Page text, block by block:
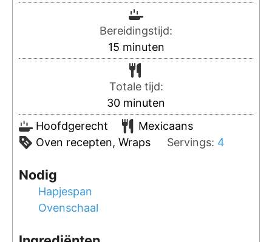
Bereidingstijd:
15 minuten
Totale tijd:
30 minuten
Hoofdgerecht
Mexicaans
Oven recepten, Wraps
Servings: 4
Nodig
Hapjespan
Ovenschaal